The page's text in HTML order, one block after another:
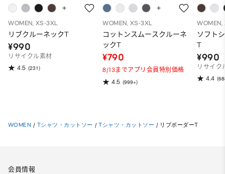
WOMEN, XS-3XL
リブクルーネックT
¥990
リサイクル素材
4.5 (231)
WOMEN, XS-3XL
コットンスムースクルーネ
ックT
¥790
8/13までアプリ会員特別価格
4.5 (999+)
WOMEN,
ソフト
T
¥990
リサイク
4.4
WOMEN / Tシャツ・カットソー / Tシャツ・カットソー / リブボーダーT
会員情報